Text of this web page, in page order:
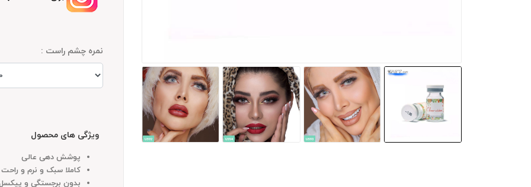
نمره چشم راست :
ویژگی های محصول
پوشش دهی عالی
کاملا سبک و نرم و راحت
بدون برجستگی و